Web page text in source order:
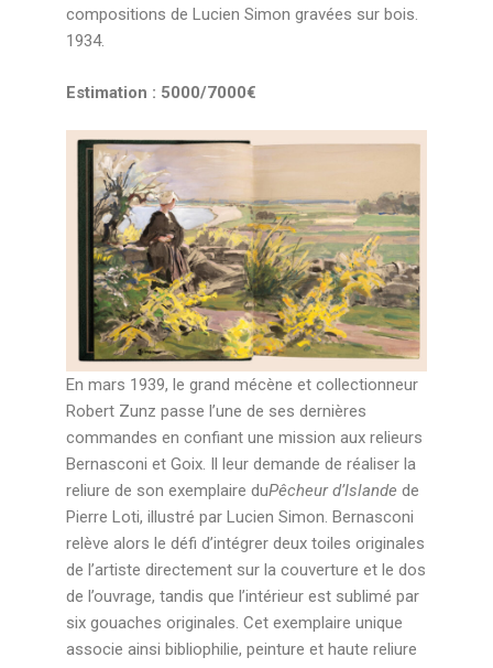
compositions de Lucien Simon gravées sur bois.
1934.
Estimation : 5000/7000€
En mars 1939, le grand mécène et collectionneur
Robert Zunz passe l’une de ses dernières
commandes en confiant une mission aux relieurs
Bernasconi et Goix. Il leur demande de réaliser la
reliure de son exemplaire duPêcheur d’Islande de
Pierre Loti, illustré par Lucien Simon. Bernasconi
relève alors le défi d’intégrer deux toiles originales
de l’artiste directement sur la couverture et le dos
de l’ouvrage, tandis que l’intérieur est sublimé par
six gouaches originales. Cet exemplaire unique
associe ainsi bibliophilie, peinture et haute reliure